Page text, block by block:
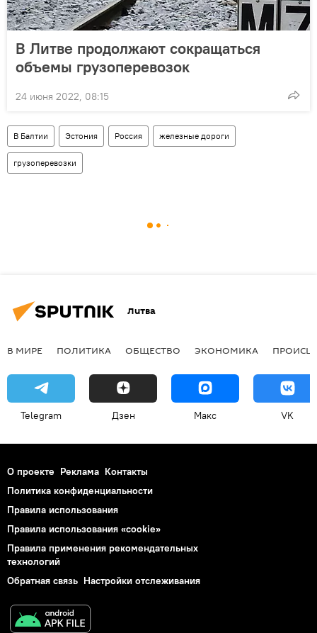
В Литве продолжают сокращаться
объемы грузоперевозок
24 июня 2022, 08:15
В Балтии Эстония Россия железные дороги
грузоперевозки
Литва
В МИРЕ ПОЛИТИКА ОБЩЕСТВО ЭКОНОМИКА
Telegram Дзен Макс VK
О проекте Реклама Контакты
Политика конфиденциальности
Правила использования
Правила использования «cookie»
Правила применения рекомендательных
технологий
Обратная связь Настройки отслеживания